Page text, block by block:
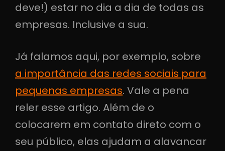
deve!) estar no dia a dia de todas as
empresas. Inclusive a sua.
Já falamos aqui, por exemplo, sobre
a importância das redes sociais para
pequenas empresas. Vale a pena
reler esse artigo. Além de o
colocarem em contato direto com o
seu público, elas ajudam a alavancar